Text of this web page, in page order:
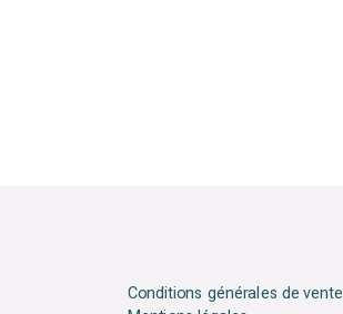
Conditions générales de vente